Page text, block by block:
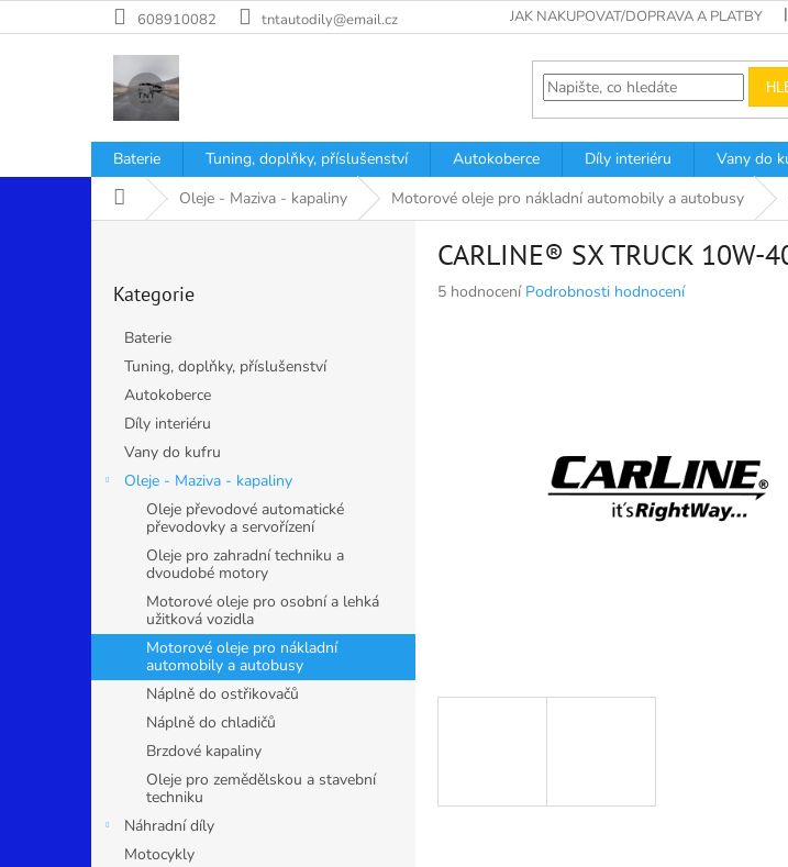
na
608910082 tntautodily@email.cz JAK NAKUPOVAT/DOPRAVA A PLATBY
Baterie Tuning, doplňky, příslušenství Autokoberce Díly interiéru Vany do
Domů Oleje - Maziva - kapaliny Motorové oleje pro nákladní automobily a autobusy
kategorie
Kategorie
Baterie
Tuning, doplňky, příslušenství
Autokoberce
Díly interiéru
Vany do kufru
Oleje - Maziva - kapaliny
Oleje převodové automatické
převodovky a servořízení
Oleje pro zahradní techniku a
dvoudobé motory
Motorové oleje pro osobní a lehká
užitková vozidla
Motorové oleje pro nákladní
automobily a autobusy
Náplně do ostřikovačů
Náplně do chladičů
Brzdové kapaliny
Oleje pro zemědělskou a stavební
techniku
Náhradní díly
Motocykly
CARLINE® SX TRUCK 10W-
Průměrné
5 hodnocení Podrobnosti hodnocení